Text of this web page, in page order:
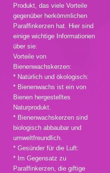
Produkt, das viele Vorteile
gegenüber herkömmlichen
Paraffinkerzen hat. Hier sind
einige wichtige Informationen
über sie:
Vorteile von
Bienenwachskerzen:
* Natürlich und ökologisch:
* Bienenwachs ist ein von
Bienen hergestelltes
Naturprodukt.
* Bienenwachskerzen sind
biologisch abbaubar und
umweltfreundlich.
* Gesünder für die Luft:
* Im Gegensatz zu
Paraffinkerzen, die giftige